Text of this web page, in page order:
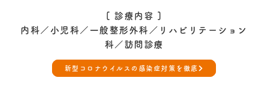
[ 診療内容 ]
内科／小児科／一般整形外科／ リハビリテーション
科／訪問診療
新型コロナウイルスの感染症対策を徹底